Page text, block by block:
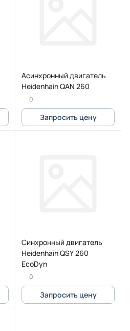
Асинхронный двигатель
Heidenhain QAN 260
0
Запросить цену
Синхронный двигатель
Heidenhain QSY 260
EcoDyn
0
Запросить цену